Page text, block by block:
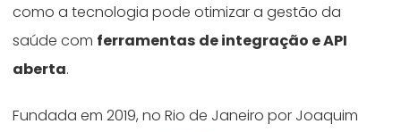
como a tecnologia pode otimizar a gestão da
saúde com ferramentas de integração e API
aberta.
Fundada em 2019, no Rio de Janeiro por Joaquim